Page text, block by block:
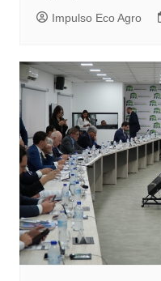
Impulso Eco Agro